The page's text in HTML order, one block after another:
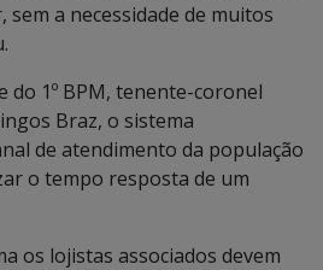
a necessidade de muitos
do 1º BPM, tenente-coronel
Braz, o sistema
de atendimento da população
o tempo resposta de um
os lojistas associados devem